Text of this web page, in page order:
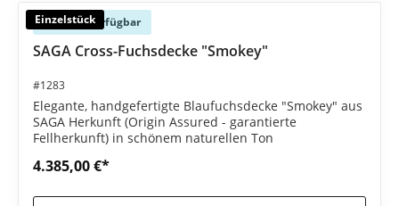
Einzelstück
Sofort verfügbar
SAGA Cross-Fuchsdecke "Smokey"
#1283
Elegante, handgefertigte Blaufuchsdecke "Smokey" aus
SAGA Herkunft (Origin Assured - garantierte
Fellherkunft) in schönem naturellen Ton
4.385,00 €*